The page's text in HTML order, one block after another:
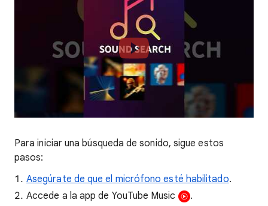
Para iniciar una búsqueda de sonido, sigue estos
pasos:
Asegúrate de que el micrófono esté habilitado.
Accede a la app de YouTube Music
.